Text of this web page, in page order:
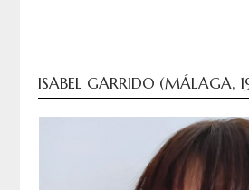
ISABEL GARRIDO (MÁLAGA,